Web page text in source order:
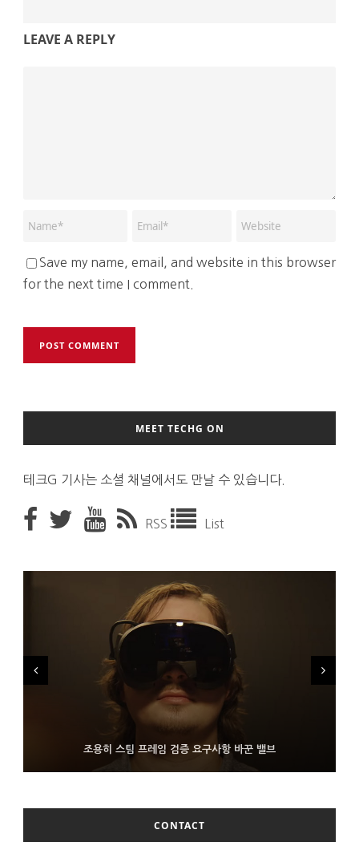
LEAVE A REPLY
Save my name, email, and website in this browser
for the next time I comment.
MEET TECHG ON
테크G 기사는 소셜 채널에서도 만날 수 있습니다.
RSS List
조용히 스팀 프레임 검증 요구사항 바꾼 밸브
9월 4일부터 서비스 접는 안드로이드 장치용 구글 어시스턴트
FMS 2026서 차세대 3D 메모리 ZHBM·ZNAND-O 모형 처음 선
보인 삼성전자
CONTACT